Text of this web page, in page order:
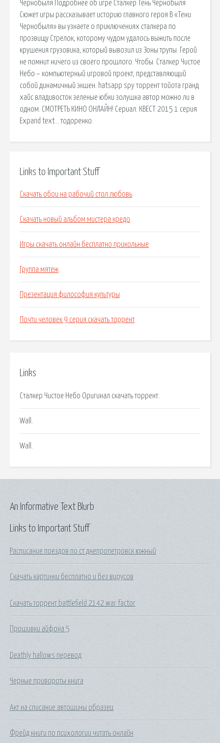
Чернобыля Подробнее об игре Сталкер Тень Чернобыля
Сюжет игры рассказывает историю главного героя В «Тени
Чернобыля» вы узнаете о приключениях сталкера по
прозвищу Стрелок, которому чудом удалось выжить после
крушения грузовика, который вывозил из Зоны трупы. Герой
не помнит ничего из своего прошлого. Чтобы. Сталкер Чистое
Небо – компьютерный игровой проект, представляющий
собой динамичный экшен. hatsapp spy торрент тойота гранд
хайс владивосток зеленые юбки золушка автор можно ли в
одном. СМОТРЕТЬ КИНО ОНЛАЙН! Сериал: КВЕСТ 2015 1 серия
Expand text… тодоренко.
Links to Important Stuff
Скачать обои на рабочий стол любовь
Скачать новый альбом мистера кредо
Игры скачать онлайн бесплатно прикольные
Группа мятеж
Презентация философия культуры
Почти человек 9 серия скачать торрент
Links
Сталкер Чистое Небо Оригинал скачать торрент.
Wall.
Wall.
Links to Important Stuff
Расписание поездов по ст днепропетровск южный
Скачать картинки бесплатно и без вирусов
Скачать торрент battlefield 2142 war factor
Прошивки айфона 5
Deathly hallows перевод
Черные привороты книга
Акт на списание автошины образец
Фрейд книги по психологии читать онлайн
An Informative Text Blurb